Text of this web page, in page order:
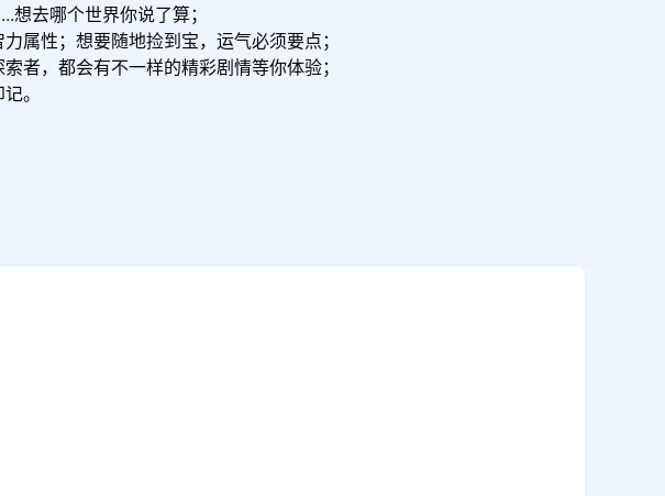
去哪个世界你说了算；
属性；想要随地捡到宝，运气必须要点；
者，都会有不一样的精彩剧情等你体验；
。